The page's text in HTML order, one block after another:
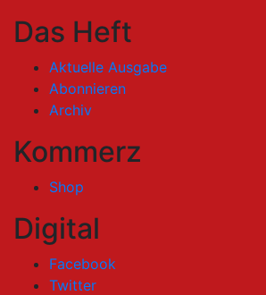
Das Heft
Aktuelle Ausgabe
Abonnieren
Archiv
Kommerz
Shop
Digital
Facebook
Twitter